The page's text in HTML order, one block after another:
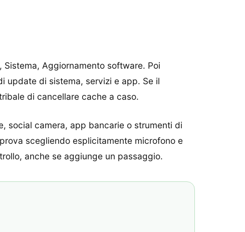
Sistema, Aggiornamento software. Poi
update di sistema, servizi e app. Se il
di cancellare cache a caso.
social camera, app bancarie o strumenti di
scegliendo esplicitamente microfono e
anche se aggiunge un passaggio.